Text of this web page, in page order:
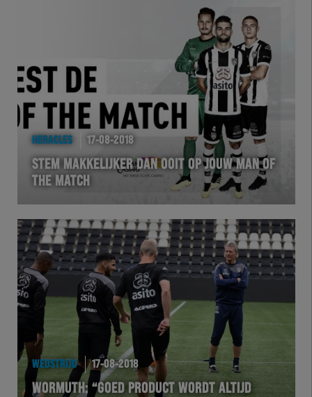
HERVOL
HEREXC
EXCHER
HERTEL
Natuurgras
Wedstrijd
Heracles
BusinessClub
HERACLES 17-08-2018
STEM MAKKELIJKER DAN OOIT OP JOUW MAN OF
THE MATCH
WEDSTRIJD 17-08-2018
WORMUTH: “GOED PRODUCT WORDT ALTIJD